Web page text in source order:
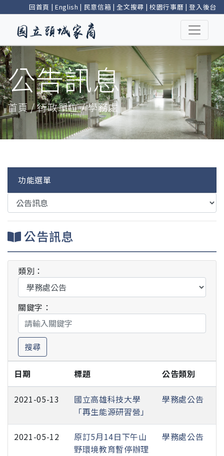
回首頁 | English | 民意信箱 |全文搜尋 | 校園行事曆 |登入後台
公告訊息
首頁 / 行政單位 / 學務處
功能選單
公告訊息
類別：
關鍵字：
搜尋
日期 標題 公告類別
2021-05-13
國立高雄科技大學
「再生能源研習營」
學務處公告
2021-05-12
原訂5月14日下午山
野環境教育暫停辦理
學務處公告